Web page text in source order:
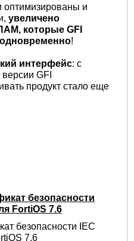
оптимизированы и
увеличено
которые GFI
!
интерфейс: с
GFI
продукт стало еще
безопасности
FortiOS 7.6
безопасности IEC
7.6